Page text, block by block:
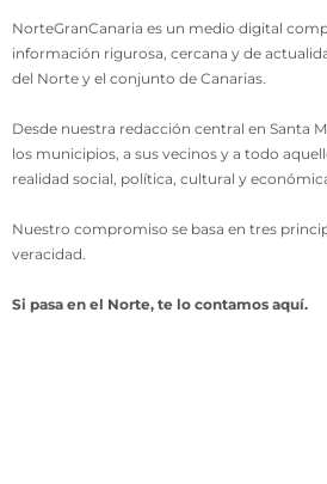
NorteGranCanaria es un medio digital
información rigurosa, cercana y de
del Norte y el conjunto de Canarias.
Desde nuestra redacción central en Santa
los municipios, a sus vecinos y a todo
realidad social, política, cultural y
Nuestro compromiso se basa en tres
veracidad.
Si pasa en el Norte, te lo contamos aquí.